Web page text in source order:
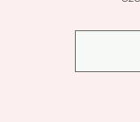
-
-
-